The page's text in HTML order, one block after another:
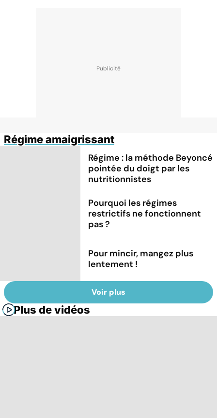
Régime amaigrissant
Régime : la méthode Beyoncé
pointée du doigt par les
nutritionnistes
Pourquoi les régimes
restrictifs ne fonctionnent
pas ?
Pour mincir, mangez plus
lentement !
Voir plus
Plus de vidéos